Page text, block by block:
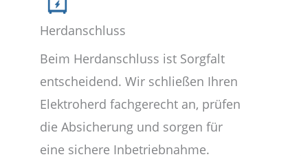
Herdanschluss
Beim Herdanschluss ist Sorgfalt
entscheidend. Wir schließen Ihren
Elektroherd fachgerecht an, prüfen
die Absicherung und sorgen für
eine sichere Inbetriebnahme.